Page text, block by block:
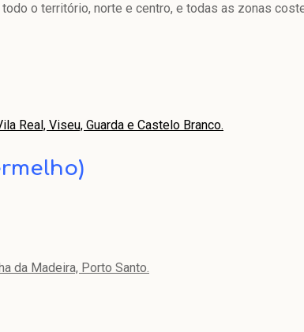
o território, norte e centro, e todas as zonas
Real, Viseu, Guarda e Castelo Branco.
da Madeira, Porto Santo.